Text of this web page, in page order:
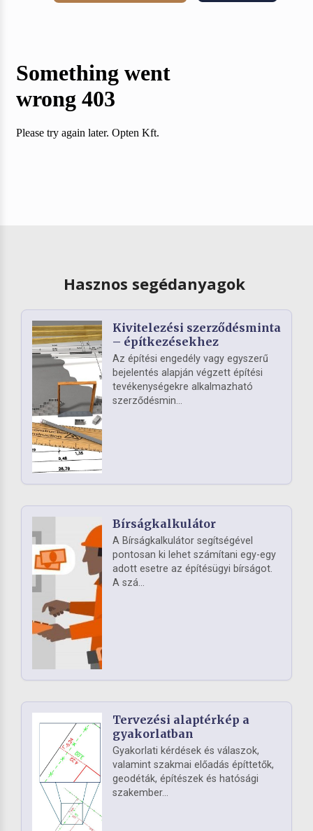
Hasznos segédanyagok
Kivitelezési szerződésminta
– építkezésekhez
Az építési engedély vagy egyszerű
bejelentés alapján végzett építési
tevékenységekre alkalmazható
szerződésmin...
Bírságkalkulátor
A Bírságkalkulátor segítségével
pontosan ki lehet számítani egy-egy
adott esetre az építésügyi bírságot.
A szá...
Tervezési alaptérkép a
gyakorlatban
Gyakorlati kérdések és válaszok,
valamint szakmai előadás építtetők,
geodéták, építészek és hatósági
szakember...